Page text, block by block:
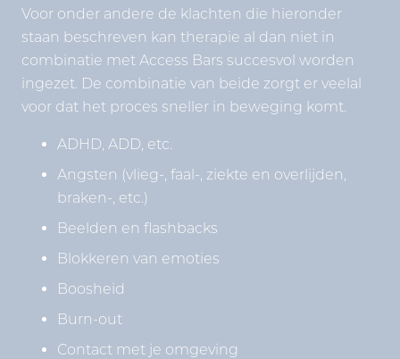
Voor onder andere de klachten die hieronder
staan beschreven kan therapie al dan niet in
combinatie met Access Bars succesvol worden
ingezet. De combinatie van beide zorgt er veelal
voor dat het proces sneller in beweging komt.
ADHD, ADD, etc.
Angsten (vlieg-, faal-, ziekte en overlijden,
braken-, etc.)
Beelden en flashbacks
Blokkeren van emoties
Boosheid
Burn-out
Contact met je omgeving